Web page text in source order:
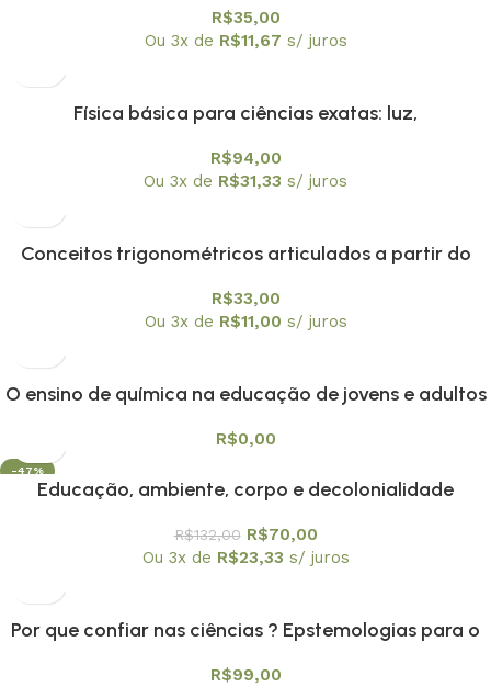
R$35,00
Ou 3x de R$11,67 s/ juros
Física básica para ciências exatas: luz,
R$94,00
Ou 3x de R$31,33 s/ juros
Conceitos trigonométricos articulados a partir do
historia e ensino de matamática
R$33,00
Ou 3x de R$11,00 s/ juros
O ensino de química na educação de jovens e adultos
R$0,00
-47%
Educação, ambiente, corpo e decolonialidade
R$132,00 R$70,00
Ou 3x de R$23,33 s/ juros
Por que confiar nas ciências ? Epstemologias para o
R$99,00